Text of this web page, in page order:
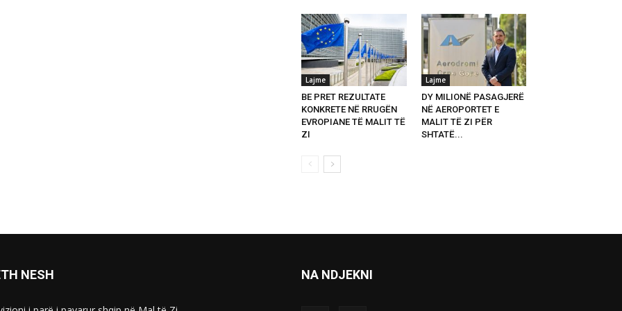
Lajme
BE PRET REZULTATE
KONKRETE NË RRUGËN
EVROPIANE TË MALIT TË
ZI
Lajme
DY MILIONË PASAGJERË
NË AEROPORTET E
MALIT TË ZI PËR
SHTATË...
NESH NA NDJEKNI